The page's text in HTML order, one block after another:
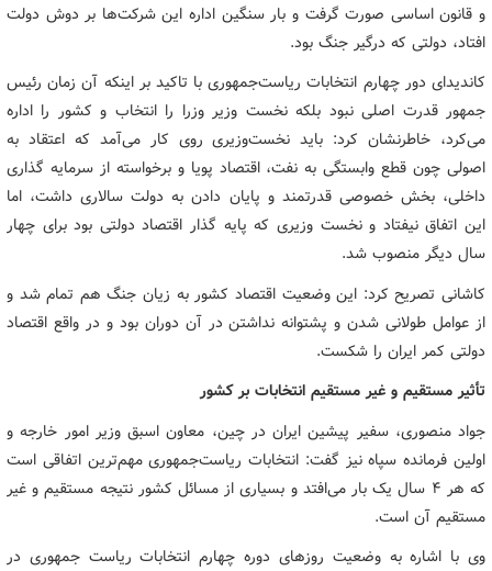
و قانون اساسی صورت گرفت و بار سنگین اداره این شرکت‌ها بر دوش دولت
افتاد، دولتی که درگیر جنگ بود.
کاندیدای دور چهارم انتخابات ریاست‌جمهوری با تاکید بر اینکه آن زمان رئیس
جمهور قدرت اصلی نبود بلکه نخست وزیر وزرا را انتخاب و کشور را اداره
می‌کرد، خاطرنشان کرد: باید نخست‌وزیری روی کار می‌آمد که اعتقاد به
اصولی چون قطع وابستگی به نفت، اقتصاد پویا و برخواسته از سرمایه گذاری
داخلی، بخش خصوصی قدرتمند و پایان دادن به دولت سالاری داشت، اما
این اتفاق نیفتاد و نخست وزیری که پایه گذار اقتصاد دولتی بود برای چهار
سال دیگر منصوب شد.
کاشانی تصریح کرد: این وضعیت اقتصاد کشور به زیان جنگ هم تمام شد و
از عوامل طولانی شدن و پشتوانه نداشتن در آن دوران بود و در واقع اقتصاد
دولتی کمر ایران را شکست.
تأثیر مستقیم و غیر مستقیم انتخابات بر کشور
جواد منصوری، سفیر پیشین ایران در چین، معاون اسبق وزیر امور خارجه و
اولین فرمانده سپاه نیز گفت: انتخابات ریاست‌جمهوری مهم‌ترین اتفاقی است
که هر ۴ سال یک بار می‌افتد و بسیاری از مسائل کشور نتیجه مستقیم و غیر
مستقیم آن است.
وی با اشاره به وضعیت روزهای دوره چهارم انتخابات ریاست جمهوری در